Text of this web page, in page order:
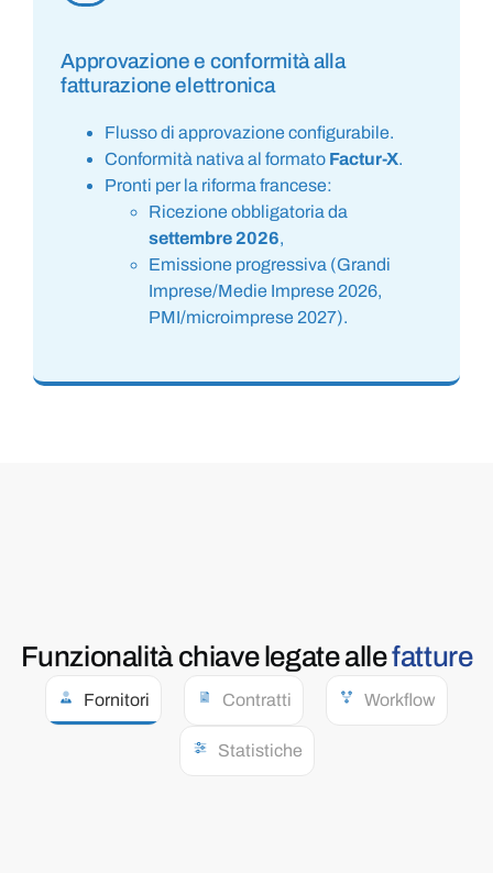
Approvazione e conformità alla
fatturazione elettronica
Flusso di approvazione configurabile.
Conformità nativa al formato Factur-X.
Pronti per la riforma francese:
Ricezione obbligatoria da
settembre 2026,
Emissione progressiva (Grandi
Imprese/Medie Imprese 2026,
PMI/microimprese 2027).
Funzionalitàchiavelegate allefatture
Fornitori Contratti Workflow
Statistiche